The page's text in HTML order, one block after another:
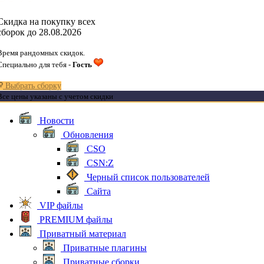
на покупку всех
до 28.08.2026
рандомных скидок.
для тебя - Гость
Выбрать сборку
цены указаны с учетом скидки
Новости
Обновления
CSO
CSN:Z
Черный список пользователей
Сайта
VIP файлы
PREMIUM файлы
Приватный материал
Приватные плагины